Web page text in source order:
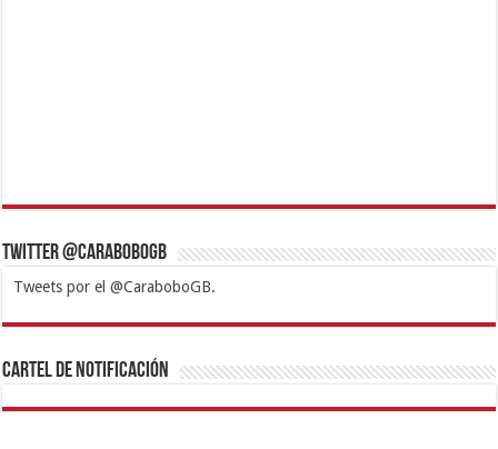
Twitter @CaraboboGB
Tweets por el @CaraboboGB.
1xbetBetturkeyBetistKralbetSupertotobetTipobetMatadorbetMariobet
https://mvbcasino.com/
Cartel de Notificación